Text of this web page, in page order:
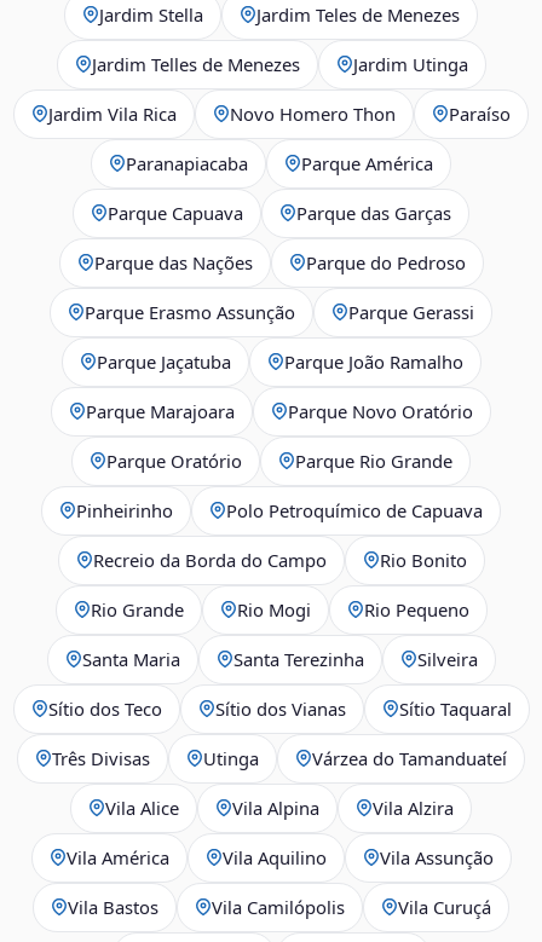
Jardim Stella Jardim Teles de Menezes
Jardim Telles de Menezes Jardim Utinga
Jardim Vila Rica Novo Homero Thon Paraíso
Paranapiacaba Parque América
Parque Capuava Parque das Garças
Parque das Nações Parque do Pedroso
Parque Erasmo Assunção Parque Gerassi
Parque Jaçatuba Parque João Ramalho
Parque Marajoara Parque Novo Oratório
Parque Oratório Parque Rio Grande
Pinheirinho Polo Petroquímico de Capuava
Recreio da Borda do Campo Rio Bonito
Rio Grande Rio Mogi Rio Pequeno
Santa Maria Santa Terezinha Silveira
Sítio dos Teco Sítio dos Vianas Sítio Taquaral
Três Divisas Utinga Várzea do Tamanduateí
Vila Alice Vila Alpina Vila Alzira
Vila América Vila Aquilino Vila Assunção
Vila Bastos Vila Camilópolis Vila Curuçá